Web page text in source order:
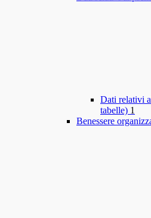
Dati relativi
tabelle) 1
Benessere